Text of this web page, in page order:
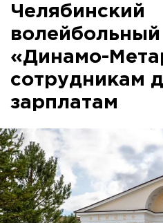
Челябинский
волейбольный
«Динамо-
сотрудникам
зарплатам